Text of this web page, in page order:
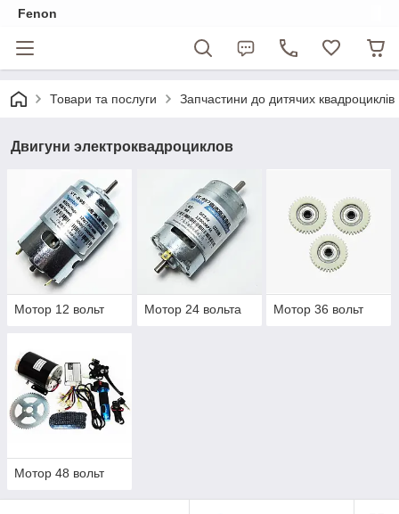
Fenon
Товари та послуги Запчастини до дитячих квадроциклів
Двигуни электроквадроциклов
Мотор 12 вольт Мотор 24 вольта Мотор 36 вольт
Мотор 48 вольт